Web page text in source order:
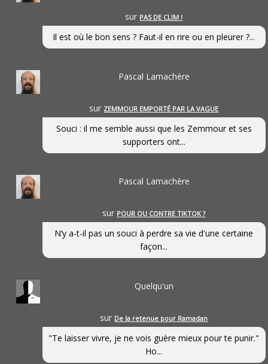
sur PAS DE CLIM !
Il est où le bon sens ? Faut-il en rire ou en pleurer ?...
Pascal Lamachère
sur ZEMMOUR EMPORTÉ PAR LA VAGUE
Souci : il me semble aussi que les Zemmour et ses
supporters ont...
Pascal Lamachère
sur POUR OU CONTRE TIKTOK ?
N’y a-t-il pas un souci à perdre sa vie d'une certaine
façon...
Quelqu'un
sur De la retenue pour Ramadan
"Te laisser vivre, je ne vois guère mieux pour te punir."
Ho...